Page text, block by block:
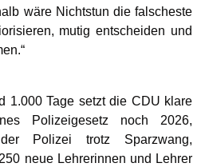
wäre Nichtstun die falscheste
mutig entscheiden und
1.000 Tage setzt die CDU klare
Polizeigesetz noch 2026,
Polizei trotz Sparzwang,
neue Lehrerinnen und Lehrer